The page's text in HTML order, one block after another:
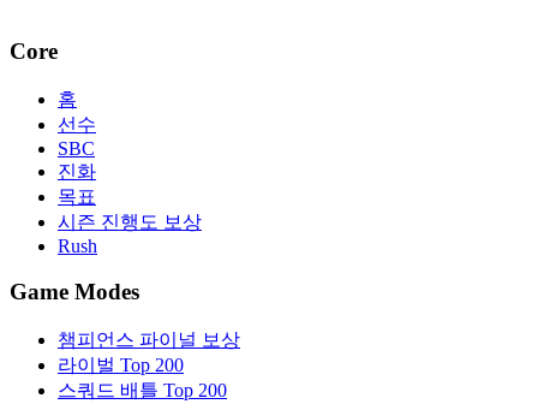
Core
홈
선수
SBC
진화
목표
시즌 진행도 보상
Rush
Game Modes
챔피언스 파이널 보상
라이벌 Top 200
스쿼드 배틀 Top 200